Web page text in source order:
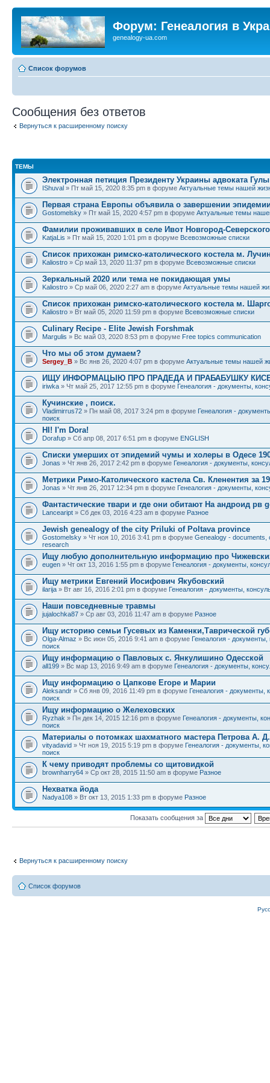
Форум: Генеалогия в
genealogy-ua.com
Список форумов
Сообщения без ответов
Вернуться к расширенному поиску
ТЕМЫ
Электронная петиция Президенту Украины адвоката
IShuval » Пт май 15, 2020 8:35 pm в форуме Актуальные темы нашей
Первая страна Европы объявила о завершении
Gostomelsky » Пт май 15, 2020 4:57 pm в форуме Актуальные темы
Фамилии проживавших в селе Ивот Новгород-Северского
KatjaLis » Пт май 15, 2020 1:01 pm в форуме Всевозможные списки
Список прихожан римско-католического костела м.
Kaliostro » Ср май 13, 2020 11:37 pm в форуме Всевозможные списки
Зеркальный 2020 или тема не покидающая умы
Kaliostro » Ср май 06, 2020 2:27 am в форуме Актуальные темы нашей
Список прихожан римско-католического костела м.
Kaliostro » Вт май 05, 2020 11:59 pm в форуме Всевозможные списки
Culinary Recipe - Elite Jewish Forshmak
Margulis » Вс май 03, 2020 8:53 pm в форуме Free topics communication
Что мы об этом думаем?
Sergey_B » Вс янв 26, 2020 4:07 pm в форуме Актуальные темы нашей
ИЩУ ИНФОРМАЦЫЮ ПРО ПРАДЕДА И ПРАБАБУШКУ
iriwka » Чт май 25, 2017 12:55 pm в форуме Генеалогия - документы,
Кучинские , поиск.
Vladimirrus72 » Пн май 08, 2017 3:24 pm в форуме Генеалогия -
поиск
HI! I'm Dora!
Dorafup » Сб апр 08, 2017 6:51 pm в форуме ENGLISH
Списки умерших от эпидемий чумы и холеры в Одесе
Jonas » Чт янв 26, 2017 2:42 pm в форуме Генеалогия - документы,
Метрики Римо-Католического кастела Св. Кленентия за
Jonas » Чт янв 26, 2017 12:34 pm в форуме Генеалогия - документы,
Фантастические твари и где они обитают На андроид рв
Lanceaript » Сб дек 03, 2016 4:23 am в форуме Разное
Jewish genealogy of the city Priluki of Poltava province
Gostomelsky » Чт ноя 10, 2016 3:41 pm в форуме Genealogy - documents,
research
Ищу любую дополнительную информацию про
eugen » Чт окт 13, 2016 1:55 pm в форуме Генеалогия - документы,
Ищу метрики Евгений Иосифович Якубовский
ilarija » Вт авг 16, 2016 2:01 pm в форуме Генеалогия - документы,
Наши повседневные травмы
jujalochka87 » Ср авг 03, 2016 11:47 am в форуме Разное
Ищу историю семьи Гусевых из Каменки,Таврической
Olga-Almaz » Вс июн 05, 2016 9:41 am в форуме Генеалогия - документы,
поиск
Ищу информацию о Павловых с. Янкулишино Одесской
all199 » Вс мар 13, 2016 9:49 am в форуме Генеалогия - документы,
Ищу информацию о Цапкове Егоре и Марии
Aleksandr » Сб янв 09, 2016 11:49 pm в форуме Генеалогия - документы,
поиск
Ищу информацию о Желеховских
Ryzhak » Пн дек 14, 2015 12:16 pm в форуме Генеалогия - документы,
поиск
Материалы о потомках шахматного мастера Петрова А. Д.
vityadavid » Чт ноя 19, 2015 5:19 pm в форуме Генеалогия - документы,
поиск
К чему приводят проблемы со щитовидкой
brownharry64 » Ср окт 28, 2015 11:50 am в форуме Разное
Нехватка йода
Nadya108 » Вт окт 13, 2015 1:33 pm в форуме Разное
Показать сообщения за
Вернуться к расширенному поиску
Список форумов